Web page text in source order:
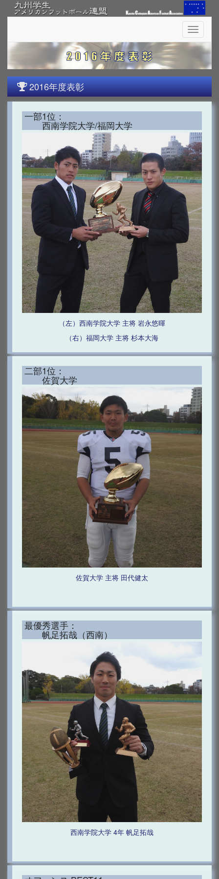
Toggle
2016年度表彰
一部1位：
西南学院大学/福岡大学
（左）西南学院大学 主将 岩永悠暉
（右）福岡大学 主将 杉本大海
二部1位：
佐賀大学
佐賀大学 主将 田代健太
最優秀選手：
帆足拓哉（西南）
西南学院大学 4年 帆足拓哉